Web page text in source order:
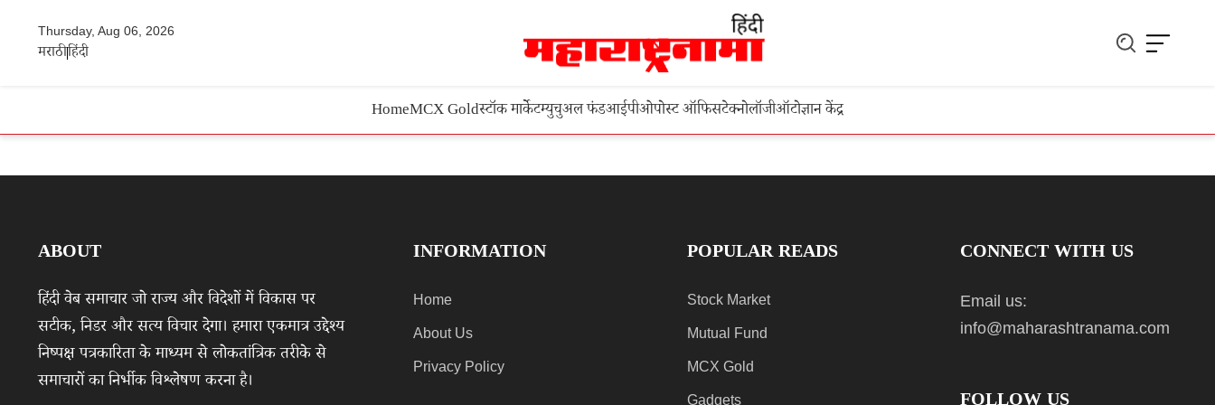
Thursday, Aug 06, 2026
मराठीहिंदी
HomeMCX Goldस्टॉक मार्केटम्युचुअल फंडआईपीओपोस्ट ऑफिसटेक्नोलॉजीऑटोज्ञान केंद्र
ABOUT
हिंदी वेब समाचार जो राज्य और विदेशों में विकास पर
सटीक, निडर और सत्य विचार देगा। हमारा एकमात्र उद्देश्य
निष्पक्ष पत्रकारिता के माध्यम से लोकतांत्रिक तरीके से
समाचारों का निर्भीक विश्लेषण करना है।
INFORMATION
Home
About Us
Privacy Policy
POPULAR READS
Stock Market
Mutual Fund
MCX Gold
Gadgets
CONNECT WITH US
Email us:
info@maharashtranama.com